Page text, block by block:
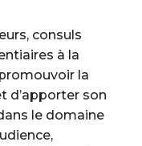
consuls
à la
la
d’apporter son
le domaine